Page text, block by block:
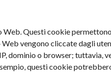
Questi cookie
vengono cliccate dagli
dominio o browser; tuttavia,
questi cookie